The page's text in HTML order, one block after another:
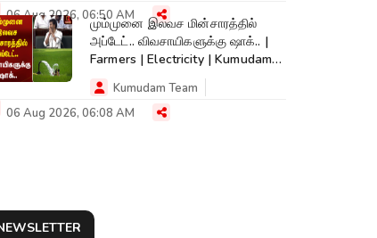
06 Aug 2026, 06:50 AMமும்முனை இலவச மின்சாரத்தில்
அப்டேட்.. விவசாயிகளுக்கு ஷாக்.. |
Farmers | Electricity | Kumudam
News
Kumudam Team
06 Aug 2026, 06:08 AM